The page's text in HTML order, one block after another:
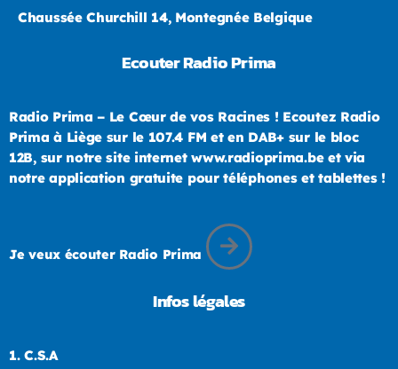
Chaussée Churchill 14, Montegnée Belgique
Ecouter Radio Prima
Radio Prima – Le Cœur de vos Racines ! Ecoutez Radio
Prima à Liège sur le 107.4 FM et en DAB+ sur le bloc
12B, sur notre site internet www.radioprima.be et via
notre application gratuite pour téléphones et tablettes !
Je veux écouter Radio Prima
Infos légales
1. C.S.A